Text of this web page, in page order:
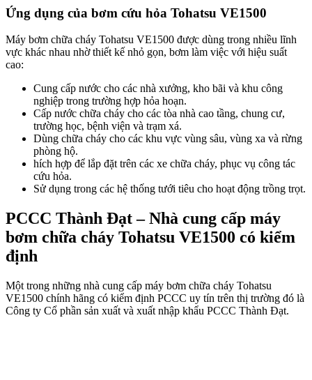
Ứng dụng của bơm cứu hỏa Tohatsu VE1500
Máy bơm chữa cháy Tohatsu VE1500 được dùng trong nhiều lĩnh
vực khác nhau nhờ thiết kế nhỏ gọn, bơm làm việc với hiệu suất
cao:
Cung cấp nước cho các nhà xưởng, kho bãi và khu công
nghiệp trong trường hợp hỏa hoạn.
Cấp nước chữa cháy cho các tòa nhà cao tầng, chung cư,
trường học, bệnh viện và trạm xá.
Dùng chữa cháy cho các khu vực vùng sâu, vùng xa và rừng
phòng hộ.
hích hợp để lắp đặt trên các xe chữa cháy, phục vụ công tác
cứu hỏa.
Sử dụng trong các hệ thống tưới tiêu cho hoạt động trồng trọt.
PCCC Thành Đạt – Nhà cung cấp máy
bơm chữa cháy Tohatsu VE1500 có kiểm
định
Một trong những nhà cung cấp máy bơm chữa cháy Tohatsu
VE1500 chính hãng có kiểm định PCCC uy tín trên thị trường đó là
Công ty Cổ phần sản xuất và xuất nhập khẩu PCCC Thành Đạt.